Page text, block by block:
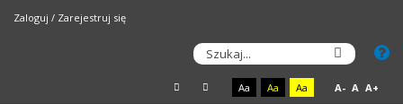
Zaloguj / Zarejestruj się
Aa Aa Aa A- A A+